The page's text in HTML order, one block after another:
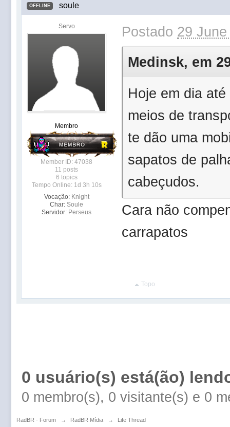
OFFLINE soule
Servo
Membro
Member ID: 47038
11 posts
6 topics
Tempo Online: 1d 3h 10s
Vocação: Knight
Char: Soule
Servidor: Perseus
Postado 29
Medinsk, em
Hoje em dia
meios de
te dão uma
sapatos de
cabeçudos.
Cara não
carrapatos
Topo
0 usuário(s) está(ão)
0 membro(s), 0 visitante(s) e 0
RadBR - Forum → RadBR Mídia → Life Thread